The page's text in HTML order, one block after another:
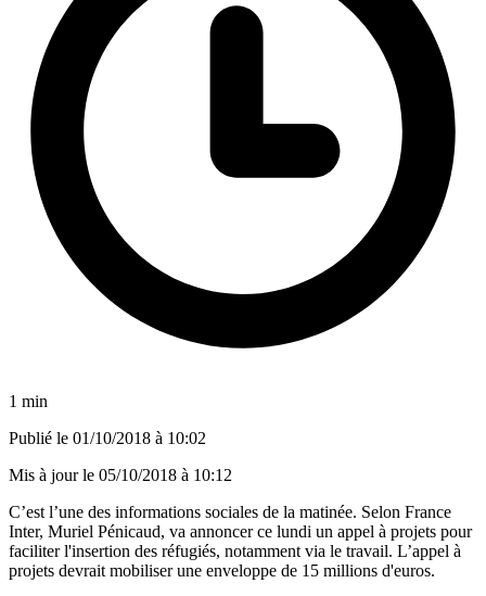
1 min
Publié le 01/10/2018 à 10:02
Mis à jour le 05/10/2018 à 10:12
C’est l’une des informations sociales de la matinée. Selon France
Inter, Muriel Pénicaud, va annoncer ce lundi un appel à projets pour
faciliter l'insertion des réfugiés, notamment via le travail. L’appel à
projets devrait mobiliser une enveloppe de 15 millions d'euros.